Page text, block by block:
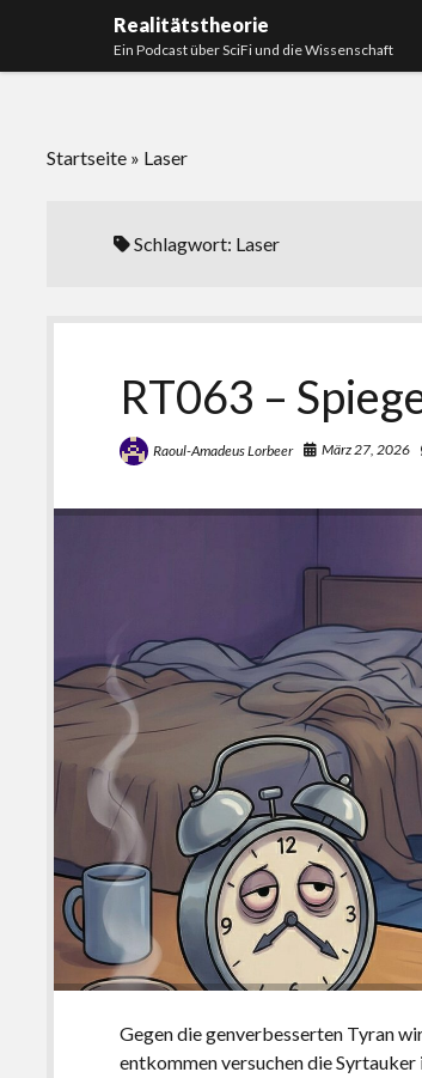
Realitätstheorie
Ein Podcast über SciFi und die Wissenschaft
Startseite » Laser
Schlagwort: Laser
RT063 –
Raoul-Amadeus Lorbeer März 27, 2026
Gegen die genverbesserten Tyran
entkommen versuchen die